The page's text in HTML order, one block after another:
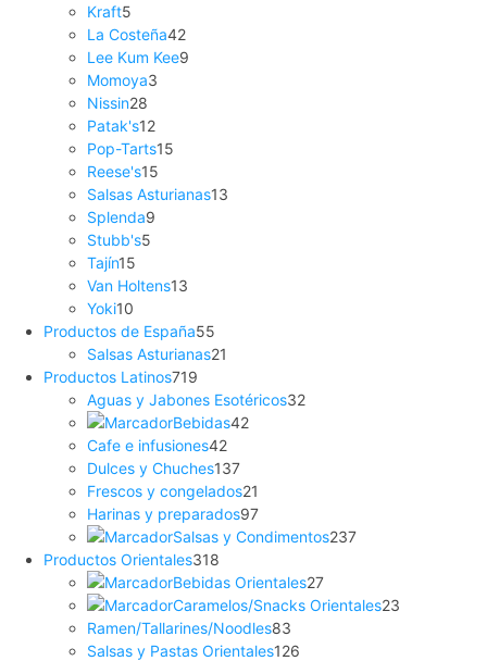
Kraft5
La Costeña42
Lee Kum Kee9
Momoya3
Nissin28
Patak's12
Pop-Tarts15
Reese's15
Salsas Asturianas13
Splenda9
Stubb's5
Tajín15
Van Holtens13
Yoki10
Productos de España55
Salsas Asturianas21
Productos Latinos719
Aguas y Jabones Esotéricos32
Bebidas42
Cafe e infusiones42
Dulces y Chuches137
Frescos y congelados21
Harinas y preparados97
Salsas y Condimentos237
Productos Orientales318
Bebidas Orientales27
Caramelos/Snacks Orientales23
Ramen/Tallarines/Noodles83
Salsas y Pastas Orientales126